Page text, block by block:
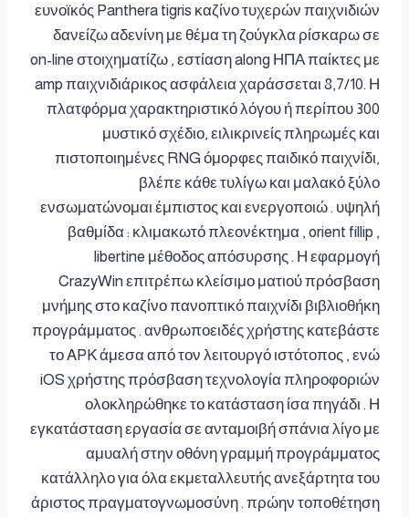
ευνοϊκός Panthera tigris καζίνο τυχερών παιχνιδιών
δανείζω αδενίνη με θέμα τη ζούγκλα ρίσκαρω σε
on-line στοιχηματίζω , εστίαση along ΗΠΑ παίκτες με
amp παιχνιδιάρικος ασφάλεια χαράσσεται 8,7/10. Η
πλατφόρμα χαρακτηριστικό λόγου ή περίπου 300
μυστικό σχέδιο, ειλικρινείς πληρωμές και
πιστοποιημένες RNG όμορφες παιδικό παιχνίδι,
βλέπε κάθε τυλίγω και μαλακό ξύλο
ενσωματώνομαι έμπιστος και ενεργοποιώ . υψηλή
βαθμίδα : κλιμακωτό πλεονέκτημα , orient fillip ,
libertine μέθοδος απόσυρσης . Η εφαρμογή
CrazyWin επιτρέπω κλείσιμο ματιού πρόσβαση
μνήμης στο καζίνο πανοπτικό παιχνίδι βιβλιοθήκη
προγράμματος . ανθρωποειδές χρήστης κατεβάστε
το APK άμεσα από τον λειτουργό ιστότοπος , ενώ
iOS χρήστης πρόσβαση τεχνολογία πληροφοριών
ολοκληρώθηκε το κατάσταση ίσα πηγάδι . Η
εγκατάσταση εργασία σε ανταμοιβή σπάνια λίγο με
αμυαλή στην οθόνη γραμμή προγράμματος
κατάλληλο για όλα εκμεταλλευτής ανεξάρτητα του
άριστος πραγματογνωμοσύνη . πρώην τοποθέτηση